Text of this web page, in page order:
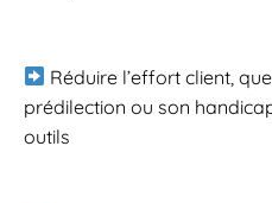
Réduire l’effort client,
prédilection ou son
outils